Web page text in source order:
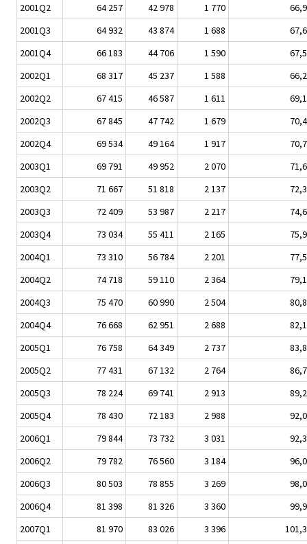
2001Q2
64 257 42 978 1 770
66,9
2001Q3
64 932 43 874 1 688
67,6
2001Q4
66 183 44 706 1 590
67,5
2002Q1
68 317 45 237 1 588
66,2
2002Q2
67 415 46 587 1 611
69,1
2002Q3
67 845 47 742 1 679
70,4
2002Q4
69 534 49 164 1 917
70,7
2003Q1
69 791 49 952 2 070
71,6
2003Q2
71 667 51 818 2 137
72,3
2003Q3
72 409 53 987 2 217
74,6
2003Q4
73 034 55 411 2 165
75,9
2004Q1
73 310 56 784 2 201
77,5
2004Q2
74 718 59 110 2 364
79,1
2004Q3
75 470 60 990 2 504
80,8
2004Q4
76 668 62 951 2 688
82,1
2005Q1
76 758 64 349 2 737
83,8
2005Q2
77 431 67 132 2 764
86,7
2005Q3
78 224 69 741 2 913
89,2
2005Q4
78 430 72 183 2 988
92,0
2006Q1
79 844 73 732 3 031
92,3
2006Q2
79 782 76 560 3 184
96,0
2006Q3
80 503 78 855 3 269
98,0
2006Q4
81 398 81 326 3 360
99,9
2007Q1
81 970 83 026 3 396
101,3